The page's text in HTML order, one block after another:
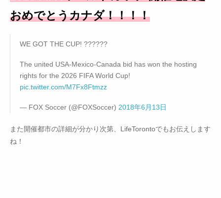
おめでとうカナダ！！！！
WE GOT THE CUP! ??????
The united USA-Mexico-Canada bid has won the hosting
rights for the 2026 FIFA World Cup!
pic.twitter.com/M7Fx8Ftmzz
— FOX Soccer (@FOXSoccer) 2018年6月13日
また開催都市の詳細が分かり次第、LifeTorontoでもお伝えします
ね！